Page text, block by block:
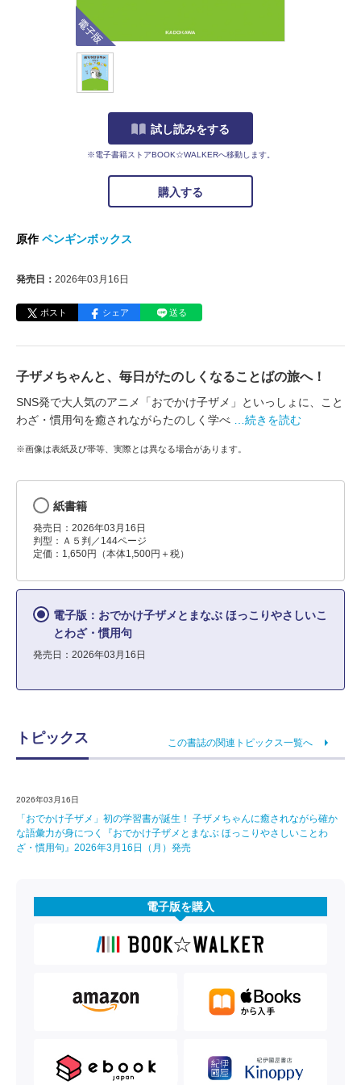
試し読みをする
※電子書籍ストアBOOK☆WALKERへ移動します。
購入する
原作ペンギンボックス
発売日： 2026年03月16日
ポスト シェア 送る
子ザメちゃんと、毎日がたのしくなることばの旅へ！
SNS発で大人気のアニメ「おでかけ子ザメ」といっしょに、こと
わざ・慣用句を癒されながらたのしく学べ
…続きを読む
※画像は表紙及び帯等、実際とは異なる場合があります。
紙書籍
発売日：2026年03月16日
判型：Ａ５判／144ページ
定価：1,650円（本体1,500円＋税）
電子版：おでかけ子ザメとまなぶ ほっこりやさしいこ
とわざ・慣用句
発売日：2026年03月16日
トピックス この書誌の関連トピックス一覧へ
2026年03月16日
「おでかけ子ザメ」初の学習書が誕生！ 子ザメちゃんに癒されながら確か
な語彙力が身につく『おでかけ子ザメとまなぶ ほっこりやさしいことわ
ざ・慣用句』2026年3月16日（月）発売
電子版を購入